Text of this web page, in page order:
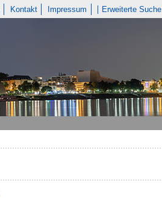
Kontakt Impressum Erweiterte Suche